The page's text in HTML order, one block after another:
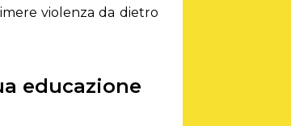
violenza da dietro
educazione